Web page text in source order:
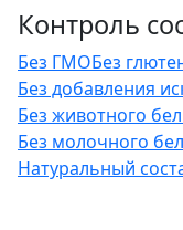
Контроль
Без ГМОБез
Без добавления
Без животного
Без молочного
Натуральный